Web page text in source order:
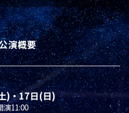
演概要
)・17日(日)
演11:00